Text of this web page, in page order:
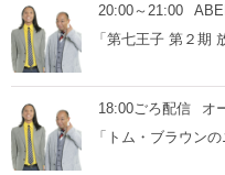
20:00～21:00
「第七王子 第２期
18:00ごろ配信
オ
「トム・ブラウン